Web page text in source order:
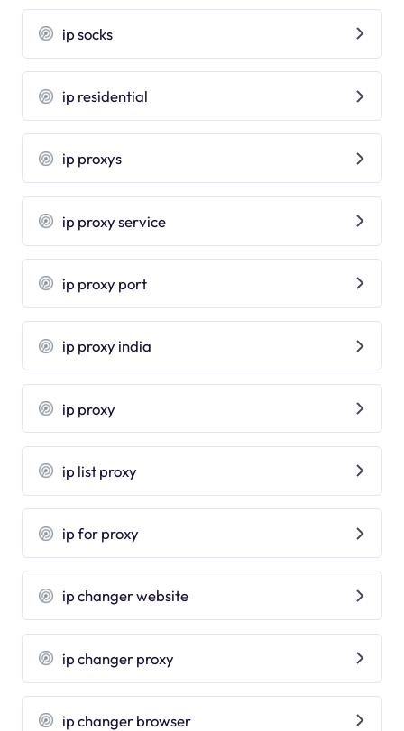
ip socks
ip residential
ip proxys
ip proxy service
ip proxy port
ip proxy india
ip proxy
ip list proxy
ip for proxy
ip changer website
ip changer proxy
ip changer browser